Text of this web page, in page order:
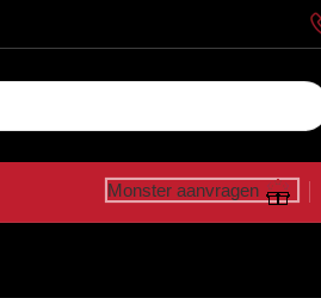
Monster aanvragen